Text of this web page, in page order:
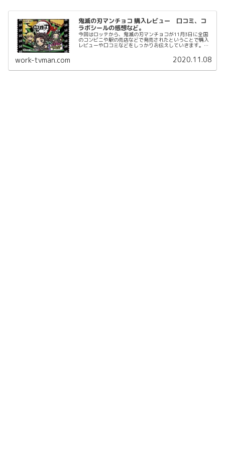
鬼滅の刃マンチョコ 購入レビュー 口コミ、コ
ラボシールの感想など。
今回はロッテから、鬼滅の刃マンチョコが11月3日に全国
のコンビニや駅の売店などで発売されたということで購入
レビューや口コミなどをしっかりお伝えしていきます。ま
work-tvman.com 2020.11.08